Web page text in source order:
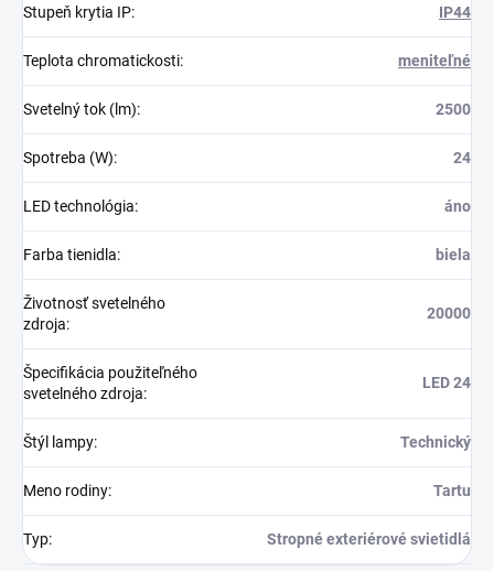
Stupeň krytia IP: IP44
Teplota chromatickosti: meniteľné
Svetelný tok (lm): 2500
Spotreba (W): 24
LED technológia: áno
Farba tienidla: biela
Životnosť svetelného
zdroja:
20000
Špecifikácia použiteľného
svetelného zdroja:
LED 24
Štýl lampy: Technický
Meno rodiny: Tartu
Typ: Stropné exteriérové svietidlá